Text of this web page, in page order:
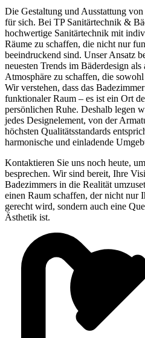
Die Gestaltung und Ausstattung
für sich. Bei TP Sanitärtechnik &
hochwertige Sanitärtechnik mit
Räume zu schaffen, die nicht nur
beeindruckend sind. Unser Ansatz
neuesten Trends im Bäderdesign
Atmosphäre zu schaffen, die
Wir verstehen, dass das
funktionaler Raum – es ist ein Ort
persönlichen Ruhe. Deshalb legen
jedes Designelement, von der
höchsten Qualitätsstandards
harmonische und einladende
Kontaktieren Sie uns noch heute,
besprechen. Wir sind bereit, Ihre
Badezimmers in die Realität
einen Raum schaffen, der nicht nur
gerecht wird, sondern auch eine
Ästhetik ist.